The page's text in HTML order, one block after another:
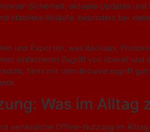
Sicherheit, aktuelle Updates
stabilere Abläufe, besonders bei
und Exporten, was Backups,
einfacheren Zugriff von überall und
fährt mit dem Browserzugriff
Was im Alltag
verlässliche Offline-Nutzung im Alltag